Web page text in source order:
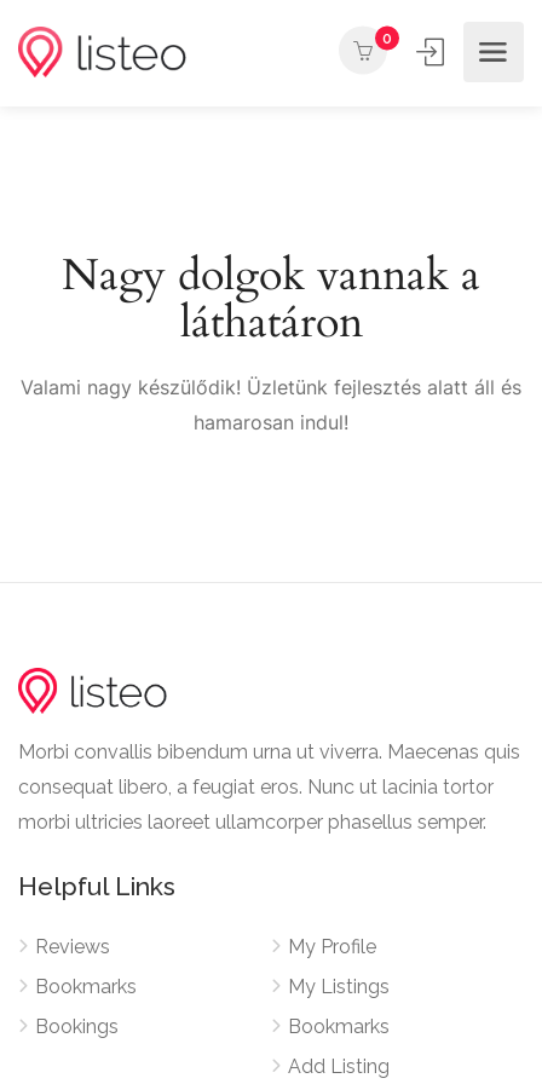
0
Nagy dolgok vannak a
láthatáron
Valami nagy készülődik! Üzletünk fejlesztés alatt áll és
hamarosan indul!
Morbi convallis bibendum urna ut viverra. Maecenas quis
consequat libero, a feugiat eros. Nunc ut lacinia tortor
morbi ultricies laoreet ullamcorper phasellus semper.
Helpful Links
Reviews
Bookmarks
Bookings
My Profile
My Listings
Bookmarks
Add Listing